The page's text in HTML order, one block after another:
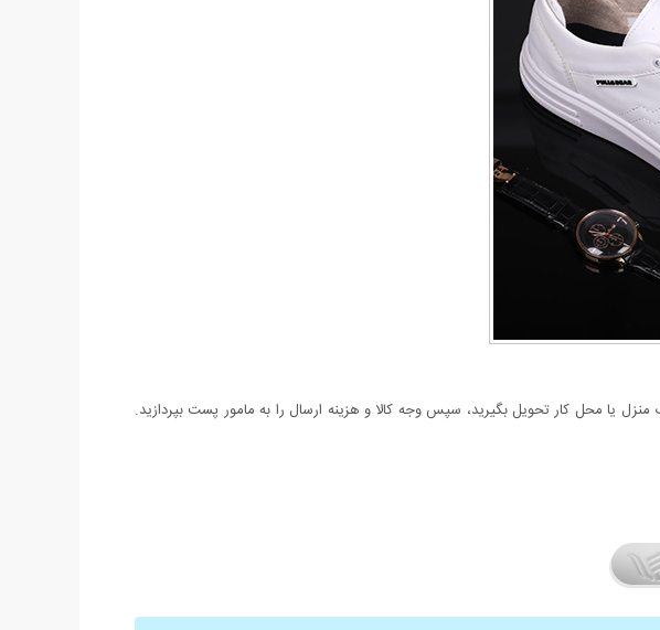
یا محل کار تحویل بگیرید، سپس وجه کالا و هزینه ارسال را به مامور پست بپردازید.